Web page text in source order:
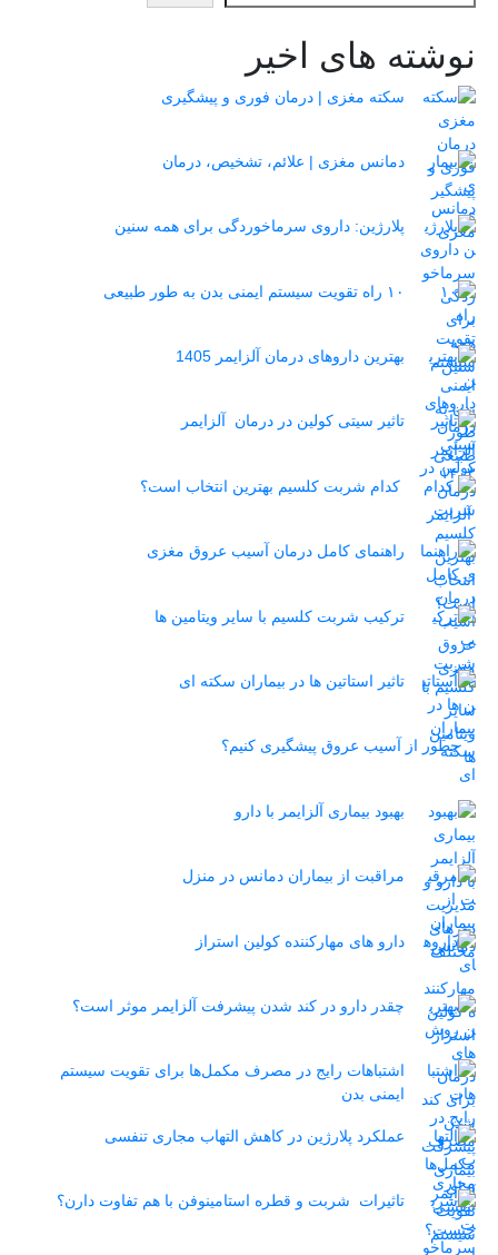
نوشته های اخیر
سکته مغزی | درمان فوری و پیشگیری
دمانس مغزی | علائم، تشخیص، درمان
پلارژین: داروی سرماخوردگی برای همه سنین
۱۰ راه تقویت سیستم ایمنی بدن به طور طبیعی
بهترین داروهای درمان آلزایمر 1405
تاثیر سیتی کولین در درمان آلزایمر
کدام شربت کلسیم بهترین انتخاب است؟
راهنمای کامل درمان آسیب عروق مغزی
ترکیب شربت کلسیم با سایر ویتامین ها
تاثیر استاتین‌ ها در بیماران سکته ای
چطور از آسیب عروق پیشگیری کنیم؟
بهبود بیماری آلزایمر با دارو
مراقبت از بیماران دمانس در منزل
دارو های مهارکننده کولین استراز
چقدر دارو در کند شدن پیشرفت آلزایمر موثر است؟
اشتباهات رایج در مصرف مکمل‌ها برای تقویت سیستم
ایمنی بدن
عملکرد پلارژین در کاهش التهاب مجاری تنفسی
تاثیرات شربت و قطره استامینوفن با هم تفاوت دارن؟